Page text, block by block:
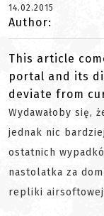
14.02.2015
Author:
This article
portal and its
deviate from
Wydawałoby się,
jednak nic
ostatnich
nastolatka za
repliki